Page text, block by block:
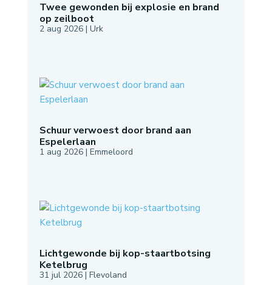
Twee gewonden bij explosie en brand
op zeilboot
2 aug 2026| Urk
Schuur verwoest door brand aan
Espelerlaan
1 aug 2026| Emmeloord
Lichtgewonde bij kop-staartbotsing
Ketelbrug
31 jul 2026| Flevoland